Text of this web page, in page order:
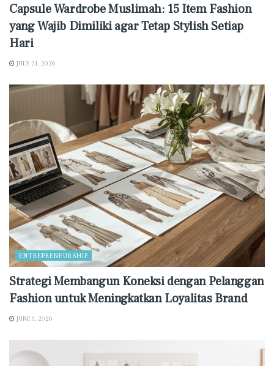
Capsule Wardrobe Muslimah: 15 Item Fashion
yang Wajib Dimiliki agar Tetap Stylish Setiap
Hari
JULY 21, 2026
ENTREPRENEURSHIP
Strategi Membangun Koneksi dengan Pelanggan
Fashion untuk Meningkatkan Loyalitas Brand
JUNE 3, 2026